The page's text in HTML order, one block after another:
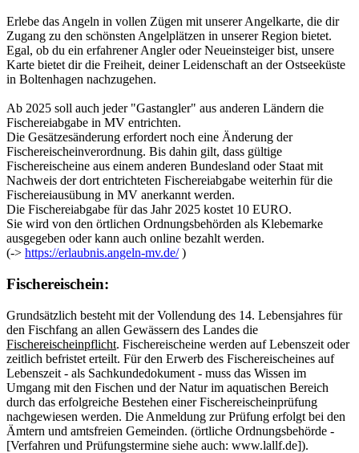
Erlebe das Angeln in vollen Zügen mit unserer Angelkarte, die dir
Zugang zu den schönsten Angelplätzen in unserer Region bietet.
Egal, ob du ein erfahrener Angler oder Neueinsteiger bist, unsere
Karte bietet dir die Freiheit, deiner Leidenschaft an der Ostseeküste
in Boltenhagen nachzugehen.
Ab 2025 soll auch jeder "Gastangler" aus anderen Ländern die
Fischereiabgabe in MV entrichten.
Die Gesätzesänderung erfordert noch eine Änderung der
Fischereischeinverordnung. Bis dahin gilt, dass gültige
Fischereischeine aus einem anderen Bundesland oder Staat mit
Nachweis der dort entrichteten Fischereiabgabe weiterhin für die
Fischereiausübung in MV anerkannt werden.
Die Fischereiabgabe für das Jahr 2025 kostet 10 EURO.
Sie wird von den örtlichen Ordnungsbehörden als Klebemarke
ausgegeben oder kann auch online bezahlt werden.
(-> https://erlaubnis.angeln-mv.de/)
Fischereischein:
Grundsätzlich besteht mit der Vollendung des 14. Lebensjahres für
den Fischfang an allen Gewässern des Landes die
Fischereischeinpflicht. Fischereischeine werden auf Lebenszeit oder
zeitlich befristet erteilt. Für den Erwerb des Fischereischeines auf
Lebenszeit - als Sachkundedokument - muss das Wissen im
Umgang mit den Fischen und der Natur im aquatischen Bereich
durch das erfolgreiche Bestehen einer Fischereischeinprüfung
nachgewiesen werden. Die Anmeldung zur Prüfung erfolgt bei den
Ämtern und amtsfreien Gemeinden. (örtliche Ordnungsbehörde -
[Verfahren und Prüfungstermine siehe auch: www.lallf.de]).